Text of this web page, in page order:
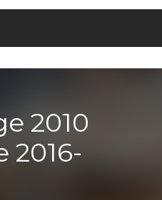
2010
2016-